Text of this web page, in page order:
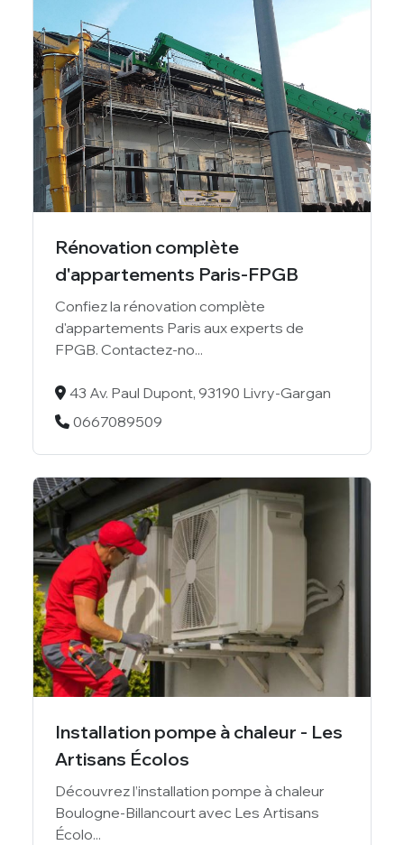
Rénovation complète
d'appartements Paris-FPGB
Confiez la rénovation complète
d'appartements Paris aux experts de
FPGB. Contactez-no...
43 Av. Paul Dupont, 93190 Livry-Gargan
0667089509
Installation pompe à chaleur - Les
Artisans Écolos
Découvrez l’installation pompe à chaleur
Boulogne-Billancourt avec Les Artisans
Écolo...